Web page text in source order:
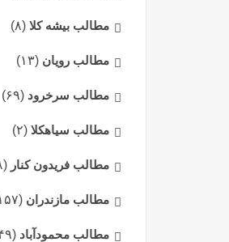
مطالب بیشه کلا (۸)
مطالب رویان (۱۳)
مطالب سرخرود (۶۹)
مطالب سیاهکلا (۲)
مطالب فریدون کنار (۱۸)
مطالب مازندران (۱۵۷)
مطالب محمودآباد (۴۹)